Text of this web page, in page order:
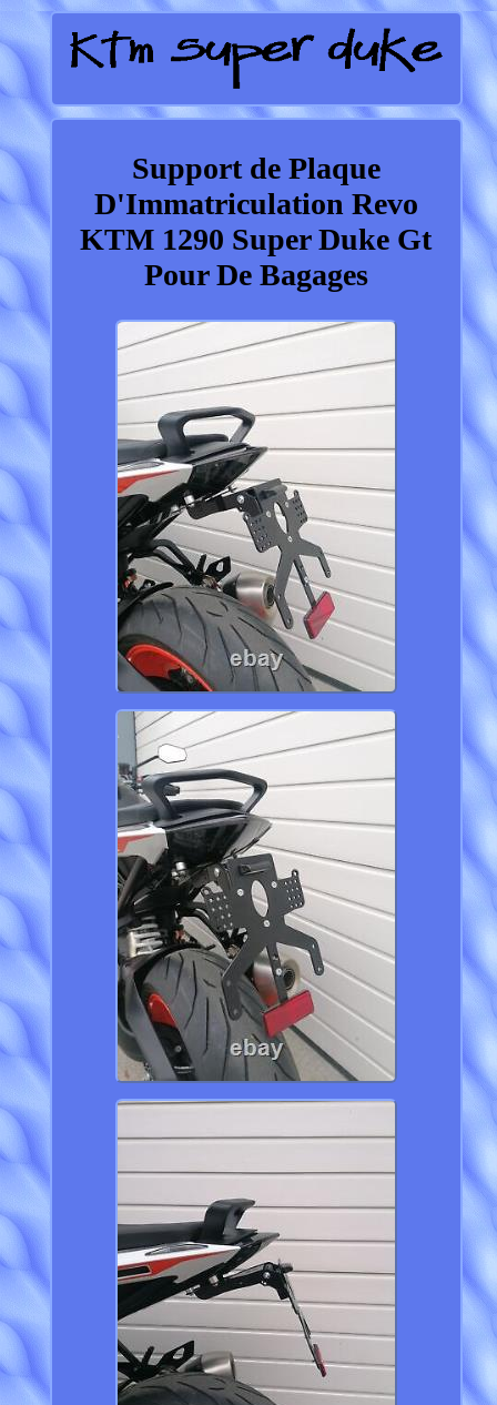
Support de Plaque
D'Immatriculation Revo
KTM 1290 Super Duke Gt
Pour De Bagages